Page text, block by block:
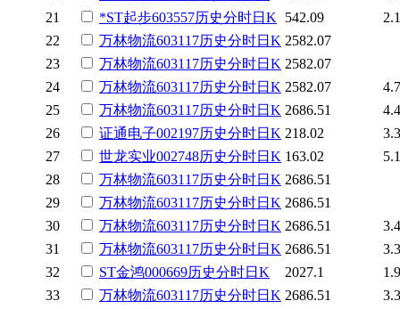
21
*ST起步603557历史分时日K 542.09
22
万林物流603117历史分时日K 2582.07
23
万林物流603117历史分时日K 2582.07
24
万林物流603117历史分时日K 2582.07
25
万林物流603117历史分时日K 2686.51
26
证通电子002197历史分时日K 218.02
27
世龙实业002748历史分时日K 163.02
28
万林物流603117历史分时日K 2686.51
29
万林物流603117历史分时日K 2686.51
30
万林物流603117历史分时日K 2686.51
31
万林物流603117历史分时日K 2686.51
32
ST金鸿000669历史分时日K 2027.1
33
万林物流603117历史分时日K 2686.51